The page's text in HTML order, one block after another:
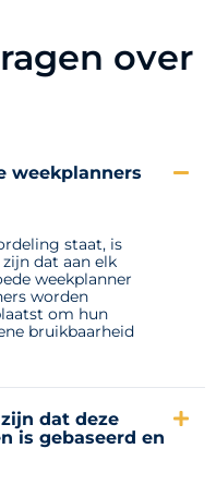
over
weekplanners
staat, is
dat aan elk
weekplanner
worden
om hun
bruikbaarheid
dat deze
is gebaseerd en